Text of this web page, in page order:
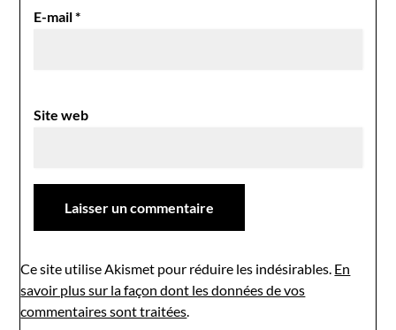
E-mail*
Site web
Ce site utilise Akismet pour réduire les indésirables. En
savoir plus sur la façon dont les données de vos
commentaires sont traitées.